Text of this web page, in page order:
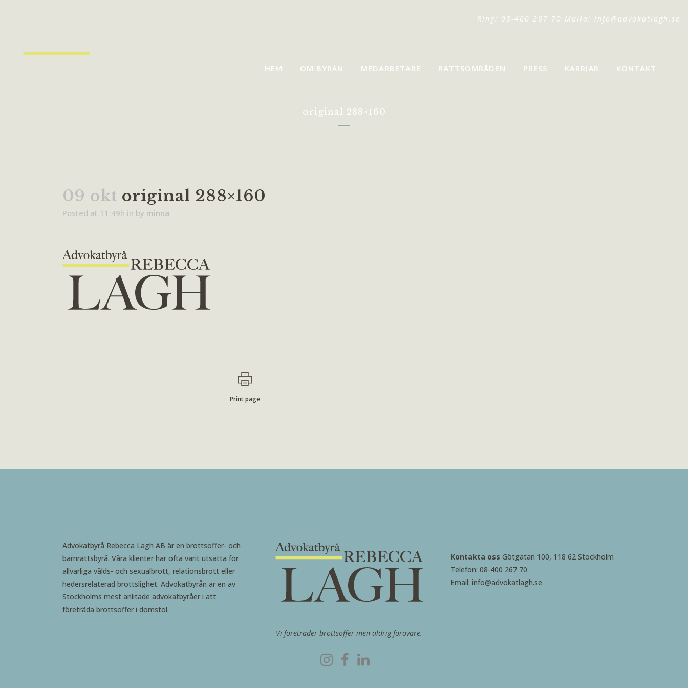
Ring: 08-400 267 70 Maila: info@advokatlagh.se
HEM OM BYRÅN MEDARBETARE RÄTTSOMRÅDEN PRESS KARRIÄR KONTAKT
original 288×160
09 okt original 288×160
Posted at 11:49h in by minna
Print page
Advokatbyrå Rebecca Lagh AB är en brottsoffer- och
barnrättsbyrå. Våra klienter har ofta varit utsatta för
allvarliga vålds- och sexualbrott, relationsbrott eller
hedersrelaterad brottslighet. Advokatbyrån är en av
Stockholms mest anlitade advokatbyråer i att
företräda brottsoffer i domstol.
Vi företräder brottsoffer men aldrig förövare.
Kontakta oss Götgatan 100, 118 62 Stockholm
Telefon: 08-400 267 70
Email: info@advokatlagh.se